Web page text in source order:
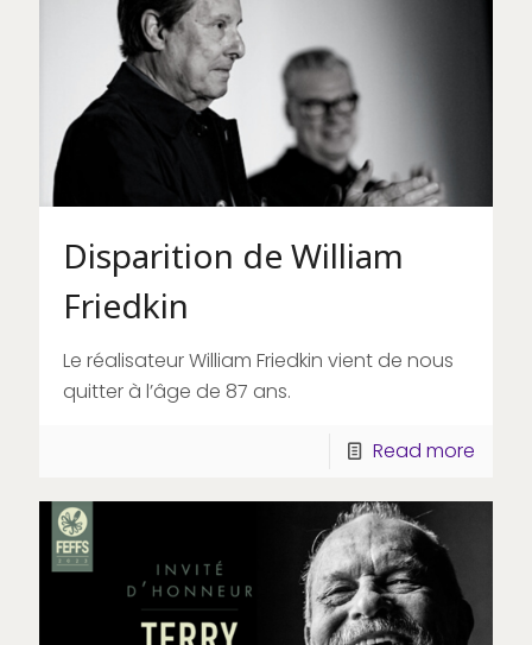
Disparition de William
Friedkin
Le réalisateur William Friedkin vient de nous
quitter à l’âge de 87 ans.
Read more